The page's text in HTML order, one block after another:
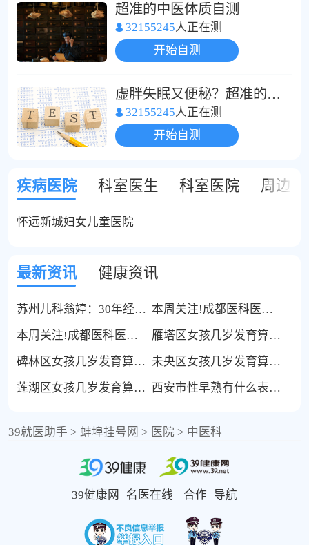
超准的中医体质自测
32155245人正在测
开始自测
虚胖失眠又便秘？超准的中医体质自测
32155245人正在测
开始自测
疾病医院 科室医生 科室医院 周边
怀远新城妇女儿童医院
最新资讯 健康资讯
苏州儿科翁婷：30年经验，专攻熟睡中不自主排尿
本周关注!成都医科医院尖锐湿疣科好不好-排名更新-成都尖锐湿疣医科医院(榜单发布)
本周关注!成都医科医院尖锐湿疣科好不好-排名更新-成都尖锐湿疣专科医院(榜单发布)
雁塔区女孩几岁发育算早？医生讲透
碑林区女孩几岁发育算早？家长必看
未央区女孩几岁发育算早？别再只比价格
莲湖区女孩几岁发育算早？花得明明白白
西安市性早熟有什么表现？附就医思路
39就医助手 > 蚌埠挂号网 > 医院 > 中医科
39健康网 名医在线 合作 导航